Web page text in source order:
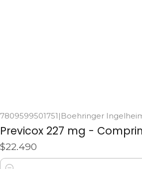
7809599501751 | Boehringer
Previcox 227 mg -
$22.490